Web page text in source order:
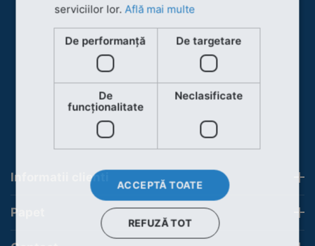
Informatii clienti
Papet
serviciilor lor.Află mai multe
De performanță De targetare
De
funcţionalitate
Neclasificate
ACCEPTĂ TOATE
REFUZĂ TOT